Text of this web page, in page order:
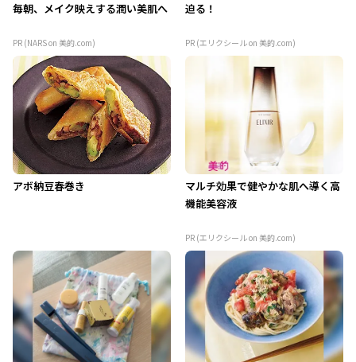
毎朝、メイク映えする潤い美肌へ
PR (NARS on 美的.com)
迫る！
PR (エリクシール on 美的.com)
アボ納豆春巻き
マルチ効果で健やかな肌へ導く高
機能美容液
PR (エリクシール on 美的.com)